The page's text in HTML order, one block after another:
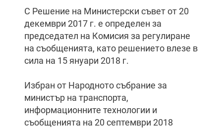
С Решение на Министерски съвет от 20
декември 2017 г. е определен за
председател на Комисия за регулиране
на съобщенията, като решението влезе в
сила на 15 януари 2018 г.
Избран от Народното събрание за
министър на транспорта,
информационните технологии и
съобщенията на 20 септември 2018